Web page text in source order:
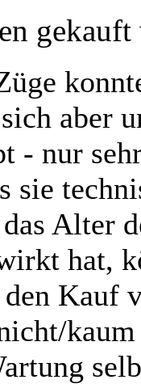
gekauft
aber
- nur
sie
Alter
hat,
Kauf